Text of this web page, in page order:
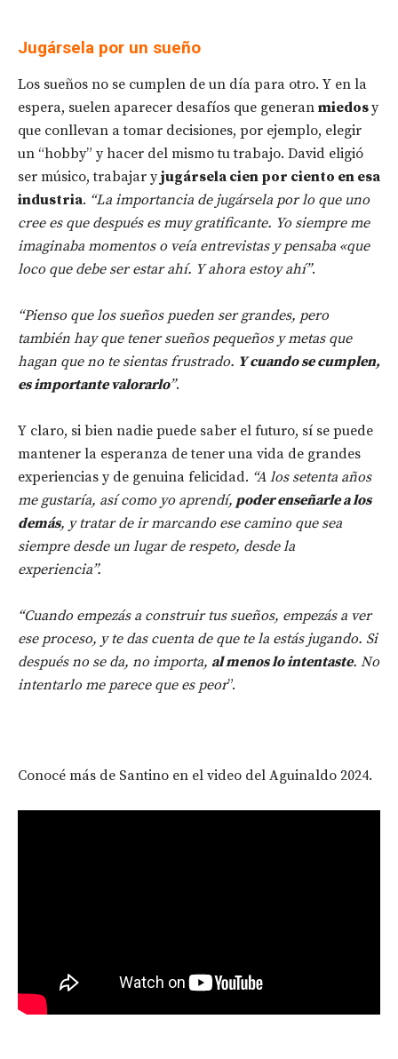
Jugársela por un sueño
Los sueños no se cumplen de un día para otro. Y en la
espera, suelen aparecer desafíos que generan miedosy
que conllevan a tomar decisiones, por ejemplo, elegir
un “hobby” y hacer del mismo tu trabajo. David eligió
ser músico, trabajar yjugársela cien por ciento en esa
industria. “La importancia de jugársela por lo que uno
cree es que después es muy gratificante. Yo siempre me
imaginaba momentos o veía entrevistas y pensaba «que
loco que debe ser estar ahí. Y ahora estoy ahí”.
“Pienso que los sueños pueden ser grandes, pero
también hay que tener sueños pequeños y metas que
hagan que no te sientas frustrado. Y cuando se cumplen,
es importante valorarlo”.
Y claro, si bien nadie puede saber el futuro, sí se puede
mantener la esperanza de tener una vida de grandes
experiencias y de genuina felicidad. “A los setenta años
me gustaría, así como yo aprendí, poder enseñarle a los
demás, y tratar de ir marcando ese camino que sea
siempre desde un lugar de respeto, desde la
experiencia”.
“Cuando empezás a construir tus sueños, empezás a ver
ese proceso, y te das cuenta de que te la estás jugando. Si
después no se da, no importa, al menos lo intentaste. No
intentarlo me parece que es peor”.
Conocé más de Santino en el video del Aguinaldo 2024.